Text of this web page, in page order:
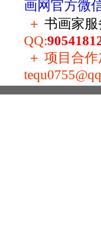
画网官方微
＋ 书画家
QQ:
＋ 项目合作